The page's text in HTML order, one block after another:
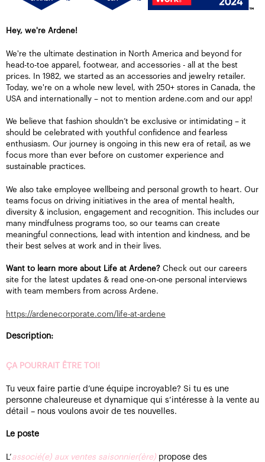
Hey, we're Ardene!
We're the ultimate destination in North America and beyond for
head-to-toe apparel, footwear, and accessories - all at the best
prices. In 1982, we started as an accessories and jewelry retailer.
Today, we're on a whole new level, with 250+ stores in Canada, the
USA and internationally – not to mention ardene.com and our app!
We believe that fashion shouldn’t be exclusive or intimidating – it
should be celebrated with youthful confidence and fearless
enthusiasm. Our journey is ongoing in this new era of retail, as we
focus more than ever before on customer experience and
sustainable practices.
We also take employee wellbeing and personal growth to heart. Our
teams focus on driving initiatives in the area of mental health,
diversity & inclusion, engagement and recognition. This includes our
many mindfulness programs too, so our teams can create
meaningful connections, lead with intention and kindness, and be
their best selves at work and in their lives.
Want to learn more about Life at Ardene? Check out our careers
site for the latest updates & read one-on-one personal interviews
with team members from across Ardene.
https://ardenecorporate.com/life-at-ardene
Description:
ÇA POURRAIT ÊTRE TOI!
Tu veux faire partie d’une équipe incroyable? Si tu es une
personne chaleureuse et dynamique qui s’intéresse à la vente au
détail – nous voulons avoir de tes nouvelles.
Le poste
L’associé(e) aux ventes saisonnier(ère) propose des